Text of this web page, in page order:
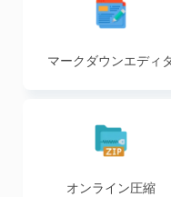
マークダウンエディ
オンライン圧縮